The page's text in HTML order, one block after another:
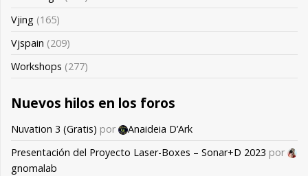
Vjing (165)
Vjspain (209)
Workshops (277)
Nuevos hilos en los foros
Nuvation 3 (Gratis) por
Anaideia D’Ark
Presentación del Proyecto Laser-Boxes – Sonar+D 2023 por
gnomalab